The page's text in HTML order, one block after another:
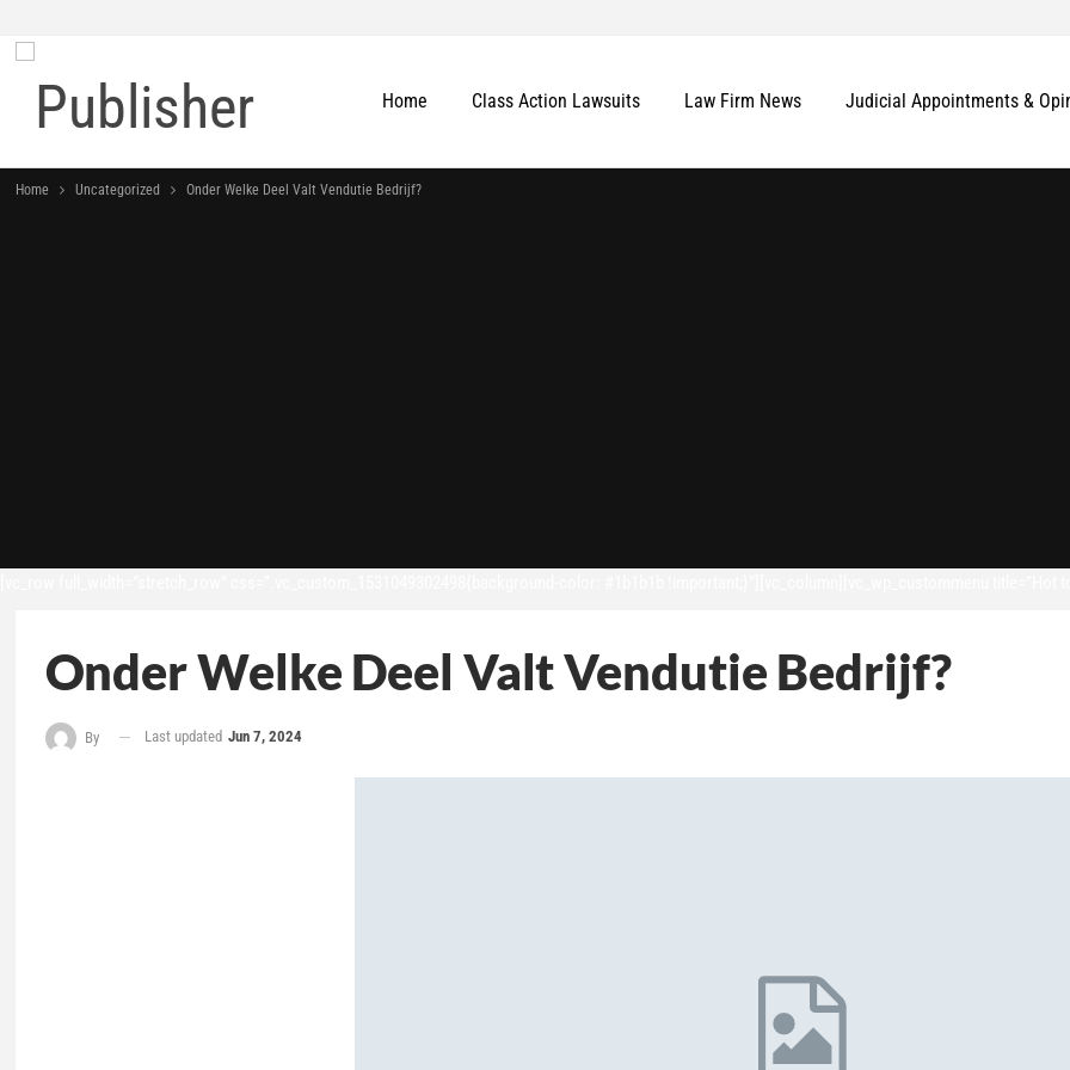
Home Class Action Lawsuits Law Firm News Judicial Appointments &
Home Uncategorized Onder Welke Deel Valt Vendutie Bedrijf?
Onder Welke Deel Valt Vendutie Bedrijf?
By Last updated Jun 7, 2024